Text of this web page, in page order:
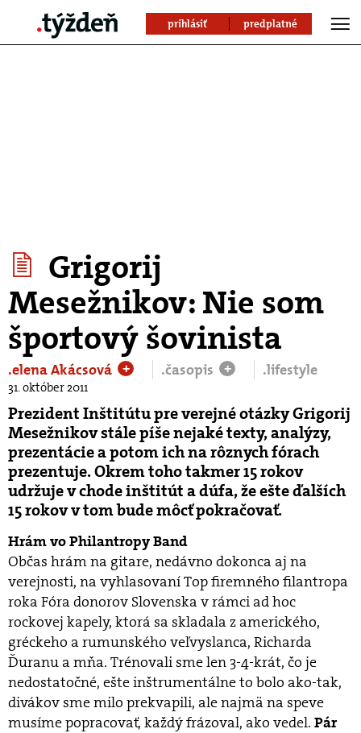
prihlásiť predplatné
Grigorij
Mesežnikov: Nie som
športový šovinista
.elena Akácsová + .časopis + .lifestyle
31. október 2011
Prezident Inštitútu pre verejné otázky Grigorij
Mesežnikov stále píše nejaké texty, analýzy,
prezentácie a potom ich na rôznych fórach
prezentuje. Okrem toho takmer 15 rokov
udržuje v chode inštitút a dúfa, že ešte ďalších
15 rokov v tom bude môcť pokračovať.
Hrám vo Philantropy Band
Občas hrám na gitare, nedávno dokonca aj na
verejnosti, na vyhlasovaní Top firemného filantropa
roka Fóra donorov Slovenska v rámci ad hoc
rockovej kapely, ktorá sa skladala z amerického,
gréckeho a rumunského veľvyslanca, Richarda
Ďuranu a mňa. Trénovali sme len 3-4-krát, čo je
nedostatočné, ešte inštrumentálne to bolo ako-tak,
divákov sme milo prekvapili, ale najmä na speve
musíme popracovať, každý frázoval, ako vedel. Pár